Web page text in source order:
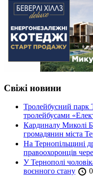
Свіжі новини
Тролейбусний
тролейбусами
Кардиналу Миколі
громадянин міста
На Тернопільщині
правоохоронців
У Тернополі
воєнного стану